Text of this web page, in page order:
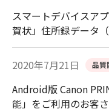
スマートデバイスア
賀状」住所録データ
2020年7月21日 品質
Android版 Canon
能」をご利用のお客